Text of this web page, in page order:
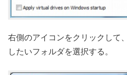
右側のアイコンをクリックして
したいフォルダを選択する。